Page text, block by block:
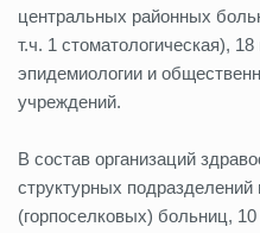
центральных районных
т.ч. 1 стоматологическая),
эпидемиологии и
учреждений.
В состав организаций
структурных подразделений
(горпоселковых) больниц,